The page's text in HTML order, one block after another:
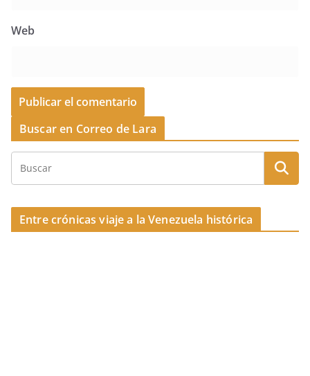
Web
Buscar en Correo de Lara
Entre crónicas viaje a la Venezuela histórica